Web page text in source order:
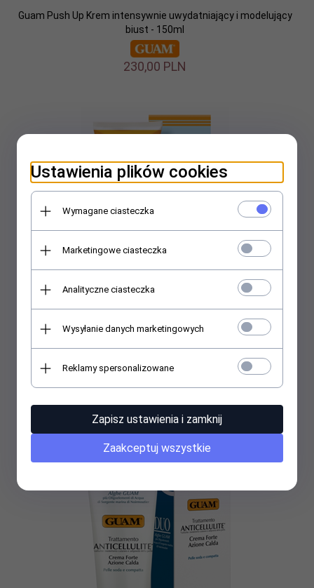
Guam Push Up Krem intensywnie uwydatniający i modelujący
biust - 150ml
230,00 PLN
130,00PLN
Ustawienia plików cookies
Wymagane ciasteczka
Marketingowe ciasteczka
Analityczne ciasteczka
Wysyłanie danych marketingowych
Reklamy spersonalizowane
Zapisz ustawienia i zamknij
Zaakceptuj wszystkie